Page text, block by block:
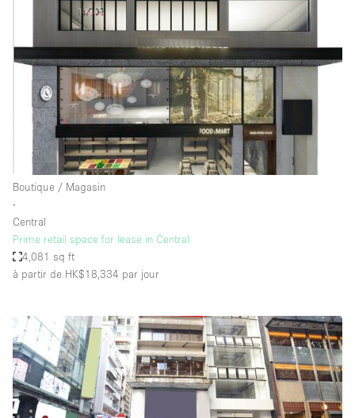
Boutique / Magasin
∙
Central
Prime retail space for lease in Central
4,081 sq ft
à partir de HK$18,334 par jour